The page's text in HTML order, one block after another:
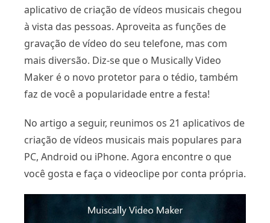
aplicativo de criação de vídeos musicais chegou
à vista das pessoas. Aproveita as funções de
gravação de vídeo do seu telefone, mas com
mais diversão. Diz-se que o Musically Video
Maker é o novo protetor para o tédio, também
faz de você a popularidade entre a festa!
No artigo a seguir, reunimos os 21 aplicativos de
criação de vídeos musicais mais populares para
PC, Android ou iPhone. Agora encontre o que
você gosta e faça o videoclipe por conta própria.